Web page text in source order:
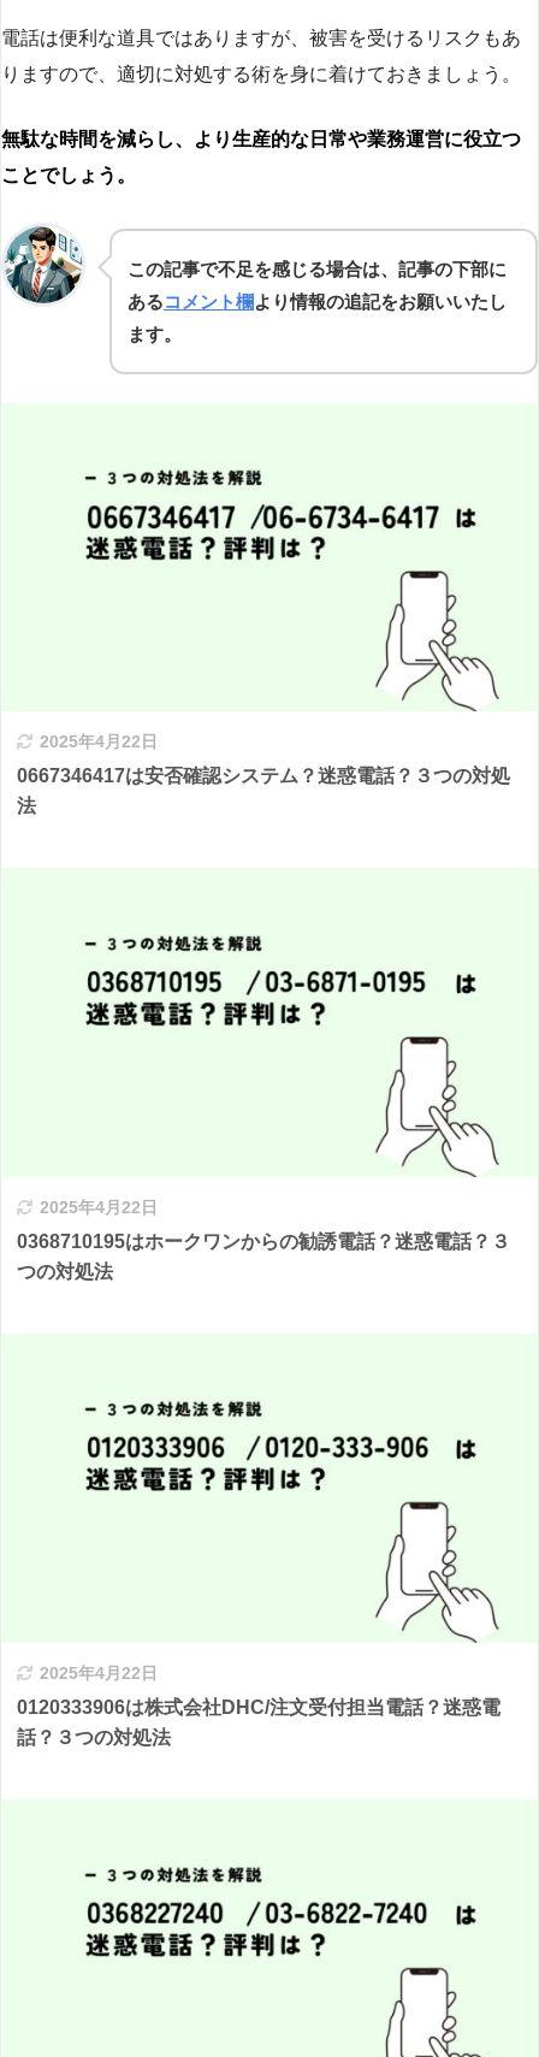
電話は便利な道具ではありますが、被害を受けるリスクもあ
りますので、適切に対処する術を身に着けておきましょう。
無駄な時間を減らし、より生産的な日常や業務運営に役立つ
ことでしょう。
この記事で不足を感じる場合は、記事の下部に
あるコメント欄より情報の追記をお願いいたし
ます。
2025年4月22日
0667346417は安否確認システム？迷惑電話？３つの対処
法
2025年4月22日
0368710195はホークワンからの勧誘電話？迷惑電話？３
つの対処法
2025年4月22日
0120333906は株式会社DHC/注文受付担当電話？迷惑電
話？３つの対処法